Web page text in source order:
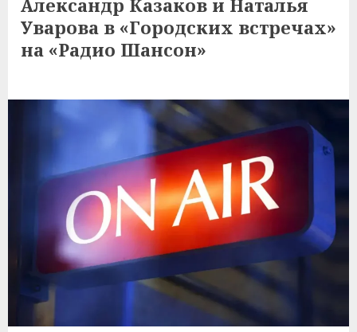
Александр Казаков и Наталья
Уварова в «Городских встречах»
на «Радио Шансон»